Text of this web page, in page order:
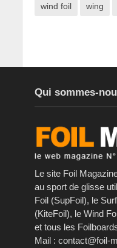
wind foil wing
Qui sommes-
Le site Foil
au sport de glisse
Foil (SupFoil), le
(KiteFoil), le Wind
et tous les
Mail : contact@foil-